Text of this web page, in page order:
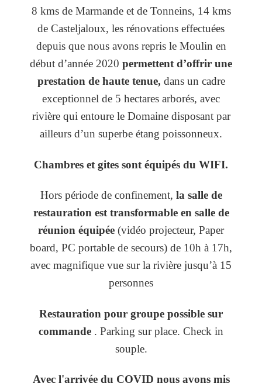
8 kms de Marmande et de Tonneins, 14 kms
de Casteljaloux, les rénovations effectuées
depuis que nous avons repris le Moulin en
début d’année 2020 permettent d’offrir une
prestation de haute tenue, dans un cadre
exceptionnel de 5 hectares arborés, avec
rivière qui entoure le Domaine disposant par
ailleurs d’un superbe étang poissonneux.
Chambres et gites sont équipés du WIFI.
Hors période de confinement, la salle de
restauration est transformable en salle de
réunion équipée (vidéo projecteur, Paper
board, PC portable de secours) de 10h à 17h,
avec magnifique vue sur la rivière jusqu’à 15
personnes
Restauration pour groupe possible sur
commande . Parking sur place. Check in
souple.
Avec l'arrivée du COVID nous avons mis